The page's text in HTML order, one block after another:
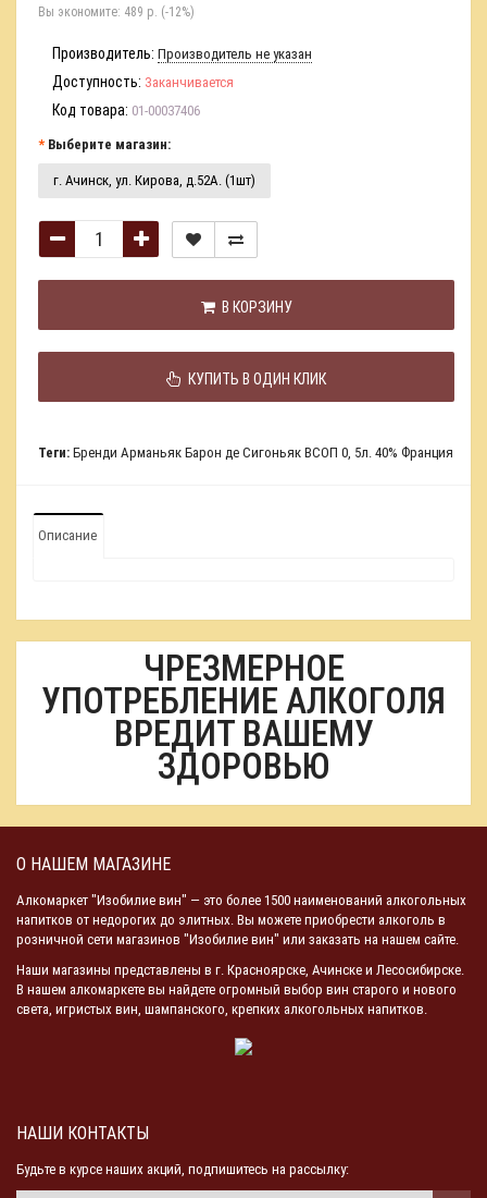
Вы экономите: 489 р. (-12%)
Производитель: Производитель не указан
Доступность: Заканчивается
Код товара: 01-00037406
Выберите магазин:
г. Ачинск, ул. Кирова, д.52А. (1шт)
В КОРЗИНУ
КУПИТЬ В ОДИН КЛИК
Теги: Бренди Арманьяк Барон де Сигоньяк ВСОП 0, 5л. 40% Франция
Описание
ЧРЕЗМЕРНОЕ
УПОТРЕБЛЕНИЕ АЛКОГОЛЯ
ВРЕДИТ ВАШЕМУ
ЗДОРОВЬЮ
О НАШЕМ МАГАЗИНЕ
Алкомаркет "Изобилие вин" — это более 1500 наименований алкогольных
напитков от недорогих до элитных. Вы можете приобрести алкоголь в
розничной сети магазинов "Изобилие вин" или заказать на нашем сайте.
Наши магазины представлены в г. Красноярске, Ачинске и Лесосибирске.
В нашем алкомаркете вы найдете огромный выбор вин старого и нового
света, игристых вин, шампанского, крепких алкогольных напитков.
НАШИ КОНТАКТЫ
Будьте в курсе наших акций, подпишитесь на рассылку: